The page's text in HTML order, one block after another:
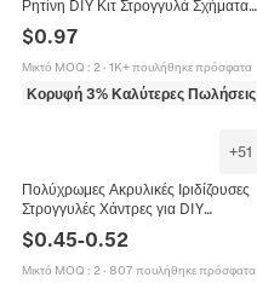
Ρητίνη DIY Κιτ Στρογγυλά Σχήματα
Καρδιά Αστέρι Για Κατασκευή
Κοσμημάτων Βραχιόλι Χρωματιστό
$0.97
Μικτό MOQ : 2· 1K+ πουλήθηκε πρόσφατα
Κορυφή 3% Καλύτερες Πωλήσεις
+51
Πολύχρωμες Ακρυλικές Ιριδίζουσες
Στρογγυλές Χάντρες για DIY
για Βραχιόλια
$0.45-0.52
Μικτό MOQ : 2· 807 πουλήθηκε πρόσφατα